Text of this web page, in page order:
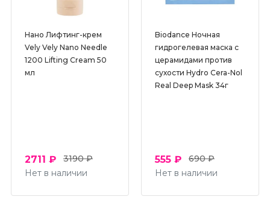
Нано Лифтинг-крем
Vely Vely Nano Needle
1200 Lifting Cream 50
мл
2711 ₽
3190 ₽
Нет в наличии
Biodance Ночная
гидрогелевая маска с
церамидами против
сухости Hydro Cera-Nol
Real Deep Mask 34г
555 ₽
690 ₽
Нет в наличии